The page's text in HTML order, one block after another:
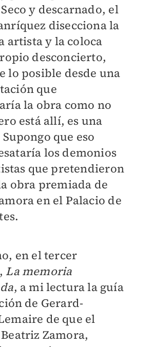
y descarnado, el
disecciona la
artista y la coloca
desconcierto,
lo posible desde una
que
la obra como no
está allí, es una
que eso
los demonios
que pretendieron
obra premiada de
en el Palacio de
en el tercer
La memoria
, a mi lectura la guía
de Gerard-
de que el
Zamora,